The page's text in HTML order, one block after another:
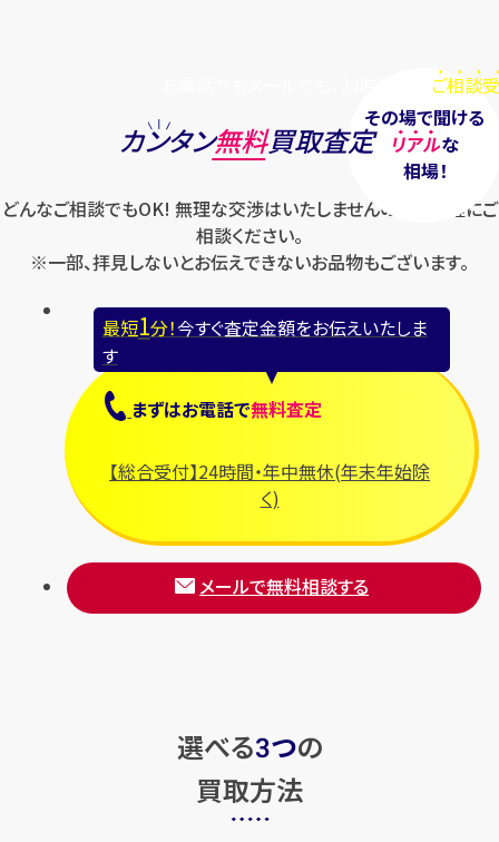
ご相談
その場で聞ける
リアルな
相場！
カンタン無料買取査定
どんなご相談でもOK! 無理な交渉はいたしませんのでお気軽にご
相談ください。
※一部、拝見しないとお伝えできないお品物もございます。
最短1分！今すぐ査定金額をお伝えいたしま
す
まずはお電話で無料査定
【総合受付】24時間・年中無休(年末年始除
く)
メールで無料相談する
選べる3つの
買取方法